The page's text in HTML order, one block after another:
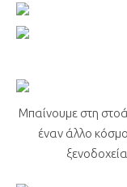
Μπαίνουμε στη
έναν άλλο